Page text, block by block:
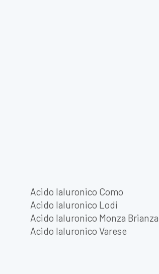
Acido Ialuronico Como
Acido Ialuronico Lodi
Acido Ialuronico Monza Brianza
Acido Ialuronico Varese